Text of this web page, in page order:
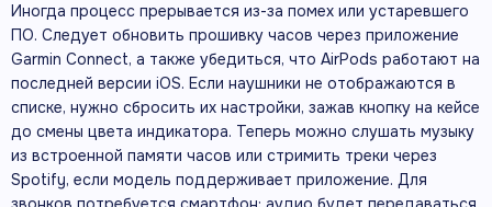
Иногда процесс прерывается из-за помех или устаревшего
ПО. Следует обновить прошивку часов через приложение
Garmin Connect, а также убедиться, что AirPods работают на
последней версии iOS. Если наушники не отображаются в
списке, нужно сбросить их настройки, зажав кнопку на кейсе
до смены цвета индикатора. Теперь можно слушать музыку
из встроенной памяти часов или стримить треки через
Spotify, если модель поддерживает приложение. Для